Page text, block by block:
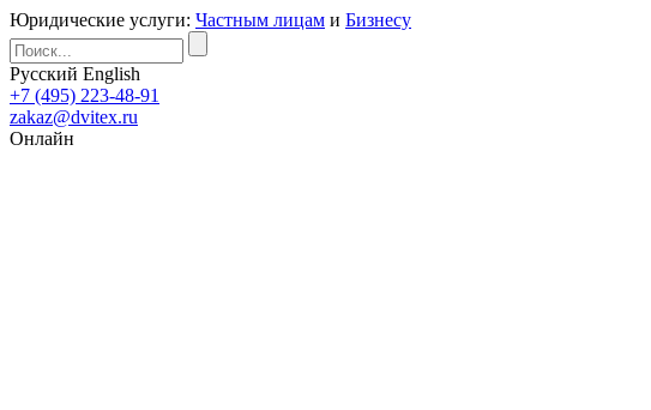
Юридические услуги: Частным лицам и Бизнесу
Русский English
+7 (495) 223-48-91
zakaz@dvitex.ru
Онлайн